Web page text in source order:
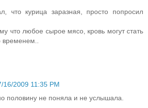
что курица заразная, просто попросил
что любое сырое мясо, кровь могут стать
16/2009 11:35 PM
половину не поняла и не услышала.